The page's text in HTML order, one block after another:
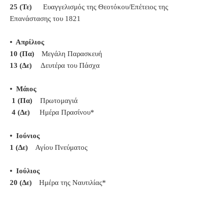
25 (Τε)
Ευαγγελισμός της Θεοτόκου/Επέτειος της
Επανάστασης του 1821
• Απρίλιος
10 (Πα) Μεγάλη Παρασκευή
13 (Δε)
Δευτέρα του Πάσχα
• Μάιος
1 (Πα)
Πρωτομαγιά
4 (Δε)
Ημέρα Πρασίνου*
• Ιούνιος
1 (Δε)
Αγίου Πνεύματος
• Ιούλιος
20 (Δε) Ημέρα της Ναυτιλίας*